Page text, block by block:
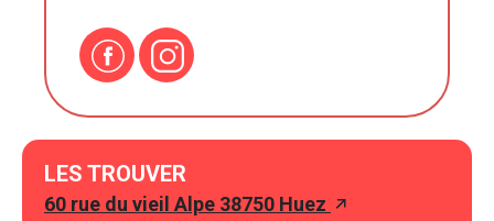
LES TROUVER
60 rue du vieil Alpe 38750 Huez